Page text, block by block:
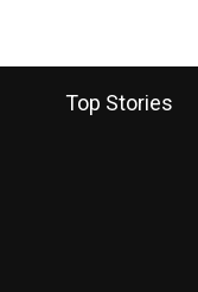
Top Stories